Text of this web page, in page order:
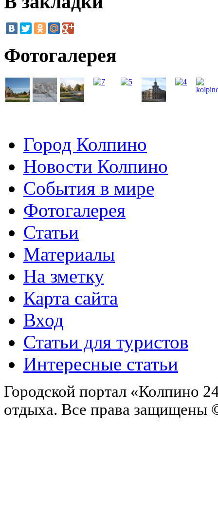
Фотогалерея
Город Колпино
Новости Колпино
События в мире
Фотогалерея
Статьи
Материалы
На зметку
Карта сайта
Вход
Статьи для туристов
Интересные статьи
Городской портал «Колпино
отдыха. Все права защищены